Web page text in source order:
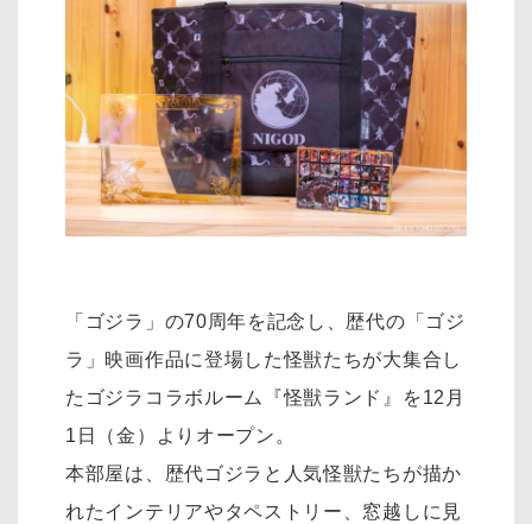
「ゴジラ」の70周年を記念し、歴代の「ゴジ
ラ」映画作品に登場した怪獣たちが大集合し
たゴジラコラボルーム『怪獣ランド』を12月
1日（金）よりオープン。
本部屋は、歴代ゴジラと人気怪獣たちが描か
れたインテリアやタペストリー、窓越しに見